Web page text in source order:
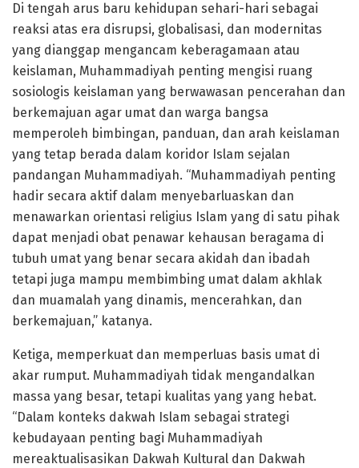
Di tengah arus baru kehidupan sehari-hari sebagai
reaksi atas era disrupsi, globalisasi, dan modernitas
yang dianggap mengancam keberagamaan atau
keislaman, Muhammadiyah penting mengisi ruang
sosiologis keislaman yang berwawasan pencerahan dan
berkemajuan agar umat dan warga bangsa
memperoleh bimbingan, panduan, dan arah keislaman
yang tetap berada dalam koridor Islam sejalan
pandangan Muhammadiyah. “Muhammadiyah penting
hadir secara aktif dalam menyebarluaskan dan
menawarkan orientasi religius Islam yang di satu pihak
dapat menjadi obat penawar kehausan beragama di
tubuh umat yang benar secara akidah dan ibadah
tetapi juga mampu membimbing umat dalam akhlak
dan muamalah yang dinamis, mencerahkan, dan
berkemajuan,” katanya.
Ketiga, memperkuat dan memperluas basis umat di
akar rumput. Muhammadiyah tidak mengandalkan
massa yang besar, tetapi kualitas yang yang hebat.
“Dalam konteks dakwah Islam sebagai strategi
kebudayaan penting bagi Muhammadiyah
mereaktualisasikan Dakwah Kultural dan Dakwah